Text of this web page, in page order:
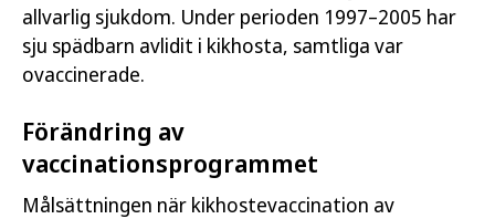
allvarlig sjukdom. Under perioden 1997–2005 har
sju spädbarn avlidit i kikhosta, samtliga var
ovaccinerade.
Förändring av
vaccinationsprogrammet
Målsättningen när kikhostevaccination av